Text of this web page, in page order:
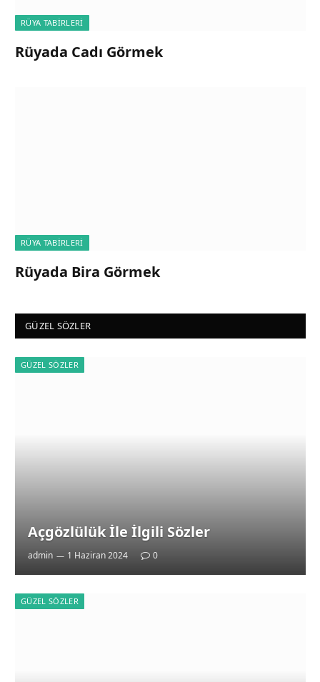
RÜYA TABIRLERI
Rüyada Cadı Görmek
RÜYA TABIRLERI
Rüyada Bira Görmek
GÜZEL SÖZLER
GÜZEL SÖZLER
Açgözlülük İle İlgili Sözler
admin 1 Haziran 2024 0
GÜZEL SÖZLER